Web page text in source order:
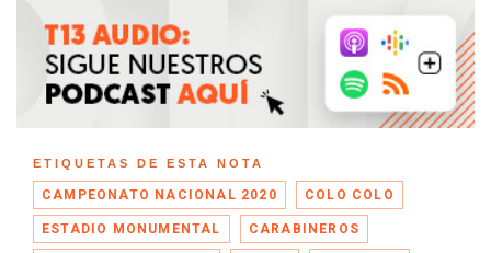
ETIQUETAS DE ESTA NOTA
CAMPEONATO NACIONAL 2020 COLO COLO
ESTADIO MONUMENTAL CARABINEROS